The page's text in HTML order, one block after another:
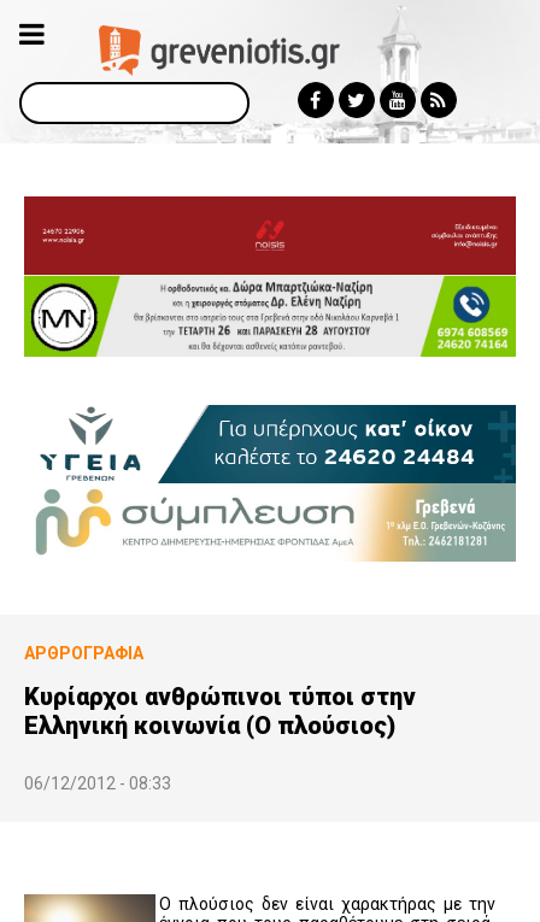
Αναζήτηση
ΑΡΘΡΟΓΡΑΦΊΑ
Κυρίαρχοι ανθρώπινοι τύποι στην
Ελληνική κοινωνία (Ο πλούσιος)
06/12/2012 - 08:33
Ο πλούσιος δεν είναι χαρακτήρας με την